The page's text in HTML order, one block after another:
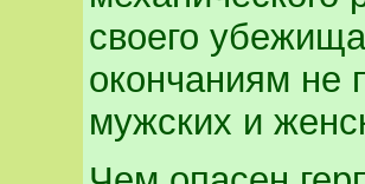
своего
окончаниям не
мужских и